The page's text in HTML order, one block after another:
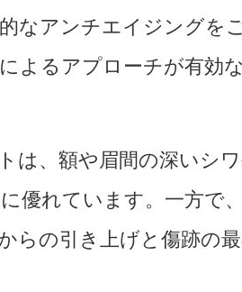
なアンチエイジングを
よるアプローチが有効
は、額や眉間の深いシ
優れています。一方で
らの引き上げと傷跡の